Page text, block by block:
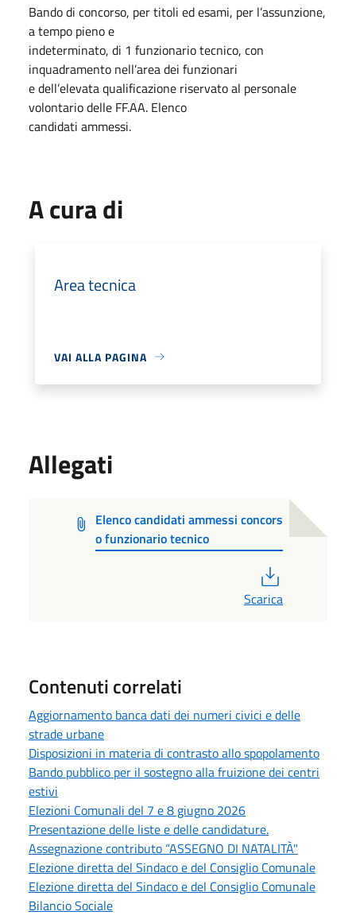
Bando di concorso, per titoli ed esami, per l’assunzione,
a tempo pieno e
indeterminato, di 1 funzionario tecnico, con
inquadramento nell’area dei funzionari
e dell’elevata qualificazione riservato al personale
volontario delle FF.AA. Elenco
candidati ammessi.
A cura di
Area tecnica
VAI ALLA PAGINA
Allegati
Elenco candidati ammessi concors
o funzionario tecnico
Scarica
Contenuti correlati
Aggiornamento banca dati dei numeri civici e delle
strade urbane
Disposizioni in materia di contrasto allo spopolamento
Bando pubblico per il sostegno alla fruizione dei centri
estivi
Elezioni Comunali del 7 e 8 giugno 2026
Presentazione delle liste e delle candidature.
Assegnazione contributo “ASSEGNO DI NATALITÀ"
Elezione diretta del Sindaco e del Consiglio Comunale
Elezione diretta del Sindaco e del Consiglio Comunale
Bilancio Sociale